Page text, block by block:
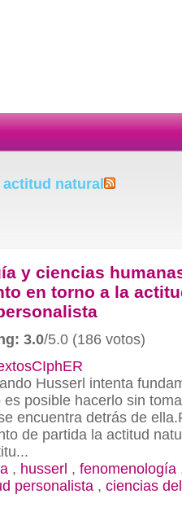
natural
y ciencias
en torno a la
3.0/5.0 (186 votos)
Husserl intenta
posible hacerlo sin
encuentra detrás de
de partida la actitud
, husserl , fenomenología
personalista , ciencias